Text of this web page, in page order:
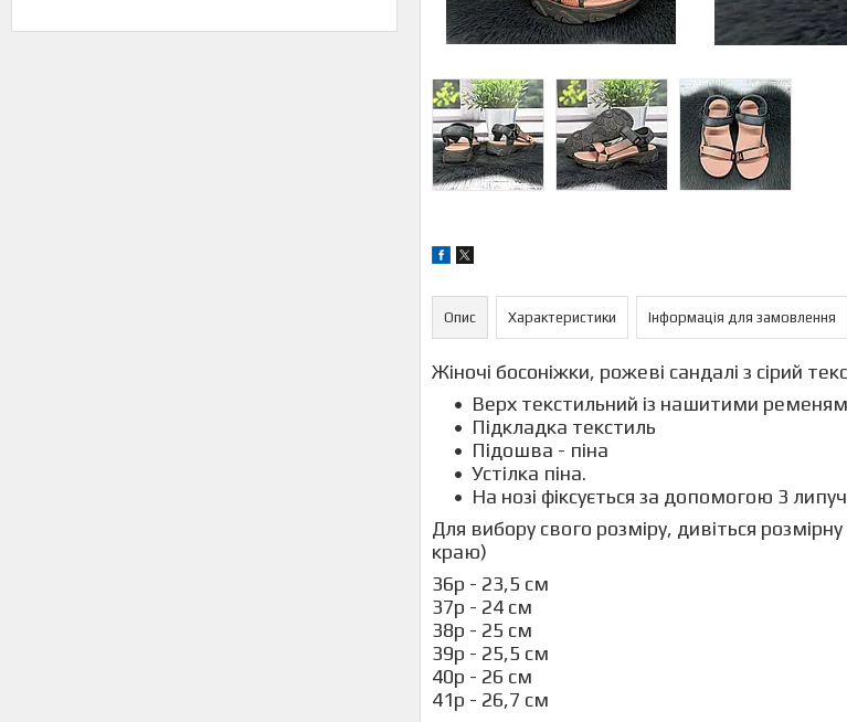
Опис Характеристики Інформація для замовлення
Жіночі босоніжки, рожеві сандалі з сірий
Верх текстильний із нашитими
Підкладка текстиль
Підошва - піна
Устілка піна.
На нозі фіксується за допомогою 3
Для вибору свого розміру, дивіться
краю)
36р - 23,5 см
37р - 24 см
38р - 25 см
39р - 25,5 см
40р - 26 см
41р - 26,7 см